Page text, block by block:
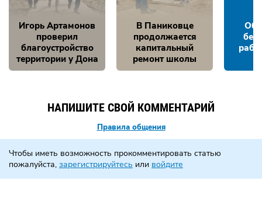
Игорь Артамонов
проверил
благоустройство
территории у Дона
В Паниковце
продолжается
капитальный
ремонт школы
НАПИШИТЕ СВОЙ КОММЕНТАРИЙ
Правила общения
Чтобы иметь возможность прокомментировать статью
пожалуйста, зарегистрируйтесь или войдите